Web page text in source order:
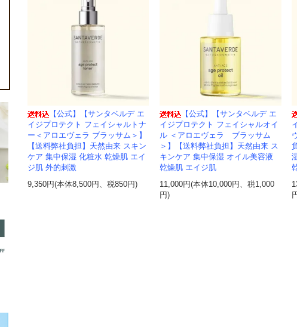
【公式】【サンタベルデ エ
イジプロテクト フェイシャルトナ
ー＜アロエヴェラ ブラッサム＞】
【送料弊社負担】天然由来 スキン
ケア 集中保湿 化粧水 乾燥肌 エイ
ジ肌 外的刺激
9,350円(本体8,500円、税850円)
【公式】【サンタベルデ エ
イジプロテクト フェイシャルオイ
ル ＜アロエヴェラ ブラッサム
＞】【送料弊社負担】天然由来 ス
キンケア 集中保湿 オイル美容液
乾燥肌 エイジ肌
11,000円(本体10,000円、税1,000
円)